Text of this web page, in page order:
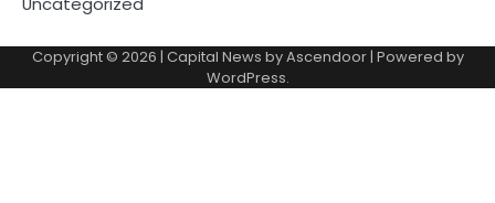
Copyright © 2026 | Capital News byAscendoor| Powered by
WordPress.